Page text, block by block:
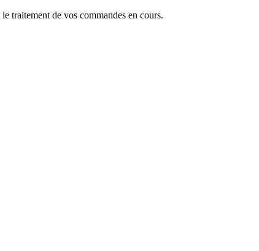
traitement de vos commandes en cours.